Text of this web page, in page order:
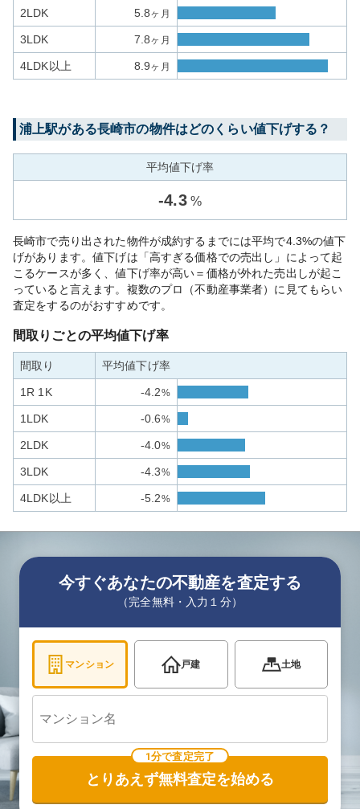
2LDK 5.8ヶ月
3LDK 7.8ヶ月
4LDK以上 8.9ヶ月
浦上駅がある長崎市の物件はどのくらい値下げする？
平均値下げ率
-4.3 %
長崎市で売り出された物件が成約するまでには平均で4.3%の値下
げがあります。値下げは「高すぎる価格での売出し」によって起
こるケースが多く、値下げ率が高い＝価格が外れた売出しが起こ
っていると言えます。複数のプロ（不動産事業者）に見てもらい
査定をするのがおすすめです。
間取りごとの平均値下げ率
間取り 平均値下げ率
1R 1K -4.2%
1LDK -0.6%
2LDK -4.0%
3LDK -4.3%
4LDK以上 -5.2%
今すぐあなたの不動産を査定する
（完全無料・入力１分）
マンション 戸建 土地
1分で査定完了
とりあえず無料査定を始める